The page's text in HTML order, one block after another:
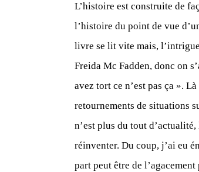
L’histoire est construite de
l’histoire du point de vue
livre se lit vite mais,
Freida Mc Fadden, donc on
avez tort ce n’est pas ça ».
retournements de situations
n’est plus du tout
réinventer. Du coup, j’ai eu
part peut être de